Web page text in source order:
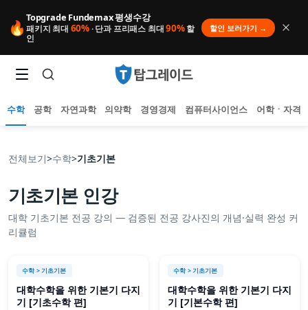
🔥
Topgrade Fundemax 평생수강
패키지 최대 60% · 단과 프리패스 최대90%할
인
할인 보러가기 →
인기 검색어
아직 집계된 인기 검색어가 없습니다.
추천 검색어
최근 검색어
최근 검색 내역이 없습니다.
수학 공학 자연과학 의약학 경영경제 컴퓨터사이언스 어학ㆍ자격
전체보기>수학>기초기본
기초기본인강
대학 기초기본 전공 강의 — 검증된 전공 강사진의 개념·실력 완성 커
리큘럼
수학 > 기초기본
대학수학을 위한 기본기 다지
기 [기초수학 편]
수학 > 기초기본
대학수학을 위한 기본기 다지
기 [기본수학 편]